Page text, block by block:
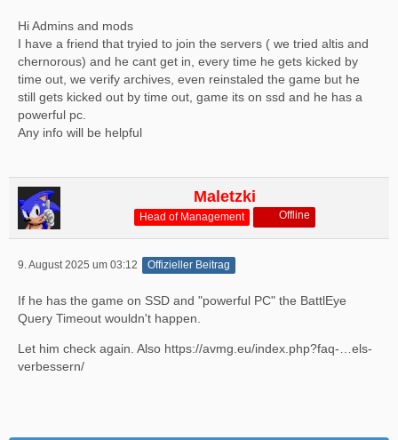
Hi Admins and mods
I have a friend that tryied to join the servers ( we tried altis and
chernorous) and he cant get in, every time he gets kicked by
time out, we verify archives, even reinstaled the game but he
still gets kicked out by time out, game its on ssd and he has a
powerful pc.
Any info will be helpful
Maletzki
Head of Management Offline
9. August 2025 um 03:12 Offizieller Beitrag
If he has the game on SSD and "powerful PC" the BattlEye
Query Timeout wouldn't happen.
Let him check again. Also https://avmg.eu/index.php?faq-…els-
verbessern/